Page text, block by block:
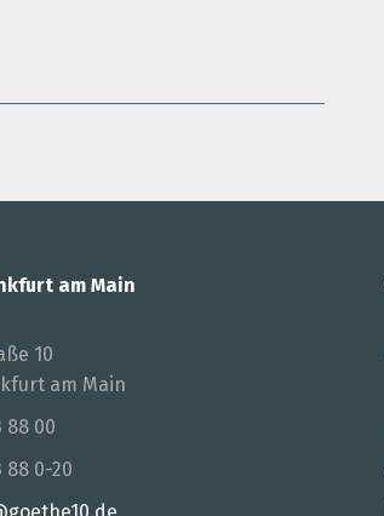
am Main
10
am Main
88 00
88 0-20